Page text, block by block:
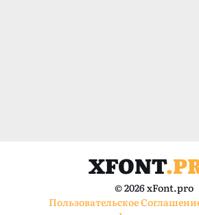
XFONT
© 2026 xFont.pro
Пользовательское